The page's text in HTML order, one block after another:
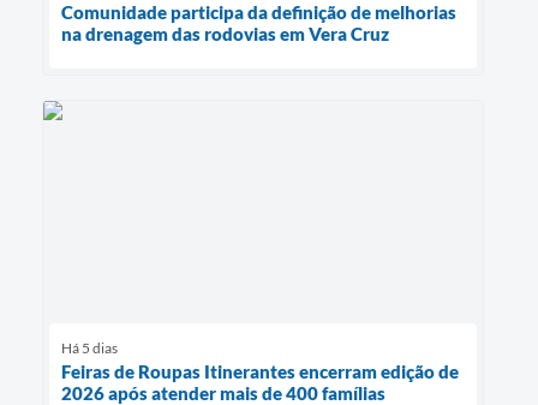
Comunidade participa da definição de melhorias
na drenagem das rodovias em Vera Cruz
Há 5 dias
Feiras de Roupas Itinerantes encerram edição de
2026 após atender mais de 400 famílias